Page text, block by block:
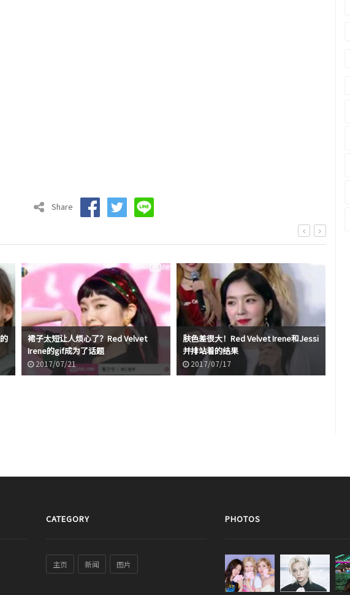
Share
裙子太短让人烦心了？Red Velvet
Irene的gif成为了话题
2017/07/21
肤色差很大！Red Velvet Irene和Jessi
并排站着的结果
2017/07/17
CATEGORY
主页 新闻 图片
PHOTOS